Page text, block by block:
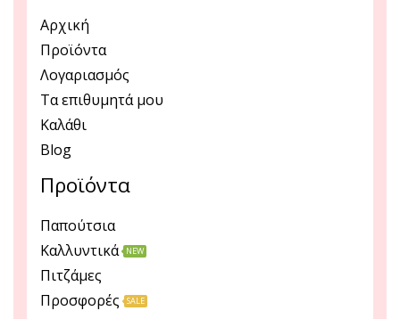
Αρχική
Προϊόντα
Λογαριασμός
Τα επιθυμητά μου
Καλάθι
Blog
Προϊόντα
Παπούτσια
Καλλυντικά
NEW
Πιτζάμες
Προσφορές
SALE